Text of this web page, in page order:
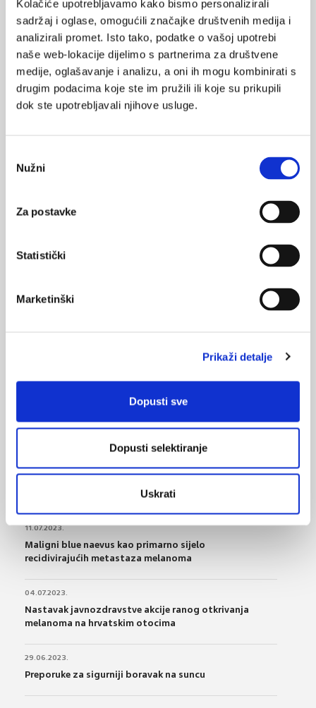
Kolačiće upotrebljavamo kako bismo personalizirali
sadržaj i oglase, omogućili značajke društvenih medija i
analizirali promet. Isto tako, podatke o vašoj upotrebi
naše web-lokacije dijelimo s partnerima za društvene
medije, oglašavanje i analizu, a oni ih mogu kombinirati s
drugim podacima koje ste im pružili ili koje su prikupili
dok ste upotrebljavali njihove usluge.
pristanka
Nužni
Za postavke
Statistički
Marketinški
Prikaži detalje
Dopusti sve
Dopusti selektiranje
Uskrati
koji bi preporučili provođenje biopsije sentinel limfnog čvora
nakon koje bi se vadio limfni čvor u svrhu boljeg ukupnog
preživljenja ili preživljenja vezanog za melanom u usporedbi s
aktivnim nadziranjem.
Bilješka o prijevodu:
Hrvatski Cochrane
SVIĐA
MI SE
POVRATAK
znači za liječenje raka
11.07.2023.
Maligni blue naevus kao primarno sijelo
recidivirajućih metastaza melanoma
04.07.2023.
Nastavak javnozdravstve akcije ranog otkrivanja
melanoma na hrvatskim otocima
29.06.2023.
Preporuke za sigurniji boravak na suncu